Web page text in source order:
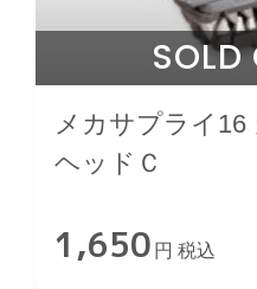
SOLD
メカサプライ
ヘッドＣ
1,650 円 税込